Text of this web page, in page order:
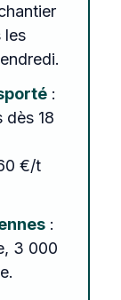
les
:
dès 18
€/t
:
3 000